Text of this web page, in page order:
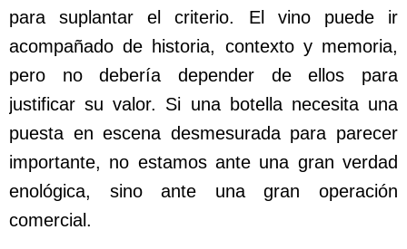
para suplantar el criterio. El vino puede ir
acompañado de historia, contexto y memoria,
pero no debería depender de ellos para
justificar su valor. Si una botella necesita una
puesta en escena desmesurada para parecer
importante, no estamos ante una gran verdad
enológica, sino ante una gran operación
comercial.